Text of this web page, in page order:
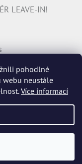
pohodlné
webu neustále
Více informací
LEAVE-IN!
vyhrazena.